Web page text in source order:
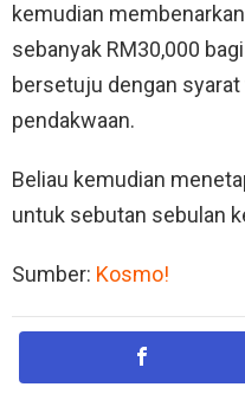
kemudian
sebanyak RM30,000
bersetuju dengan
pendakwaan.
Beliau kemudian
untuk sebutan sebulan
Sumber: Kosmo!